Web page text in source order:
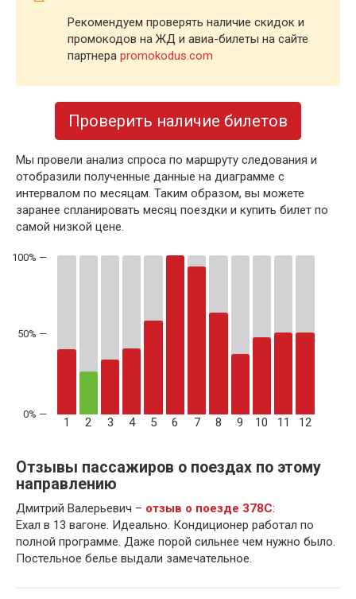
Рекомендуем проверять наличие скидок и
промокодов на ЖД и авиа-билеты на сайте
партнера promokodus.com
Проверить наличие билетов
Мы провели анализ спроса по маршруту следования и
отобразили полученные данные на диаграмме с
интервалом по месяцам. Таким образом, вы можете
заранее спланировать месяц поездки и купить билет по
самой низкой цене.
50% —
1 2 3 4 5 6 7 8 9 10 11 12
Отзывы пассажиров о поездах по этому
направлению
Дмитрий Валерьевич – отзыв о поезде 378С:
Ехал в 13 вагоне. Идеально. Кондиционер работал по
полной программе. Даже порой сильнее чем нужно было.
Постельное белье выдали замечательное.